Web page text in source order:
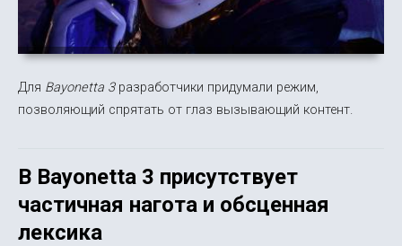
Для Bayonetta 3разработчики придумали режим,
позволяющий спрятать от глаз вызывающий контент.
В Bayonetta 3 присутствует
частичная нагота и обсценная
лексика